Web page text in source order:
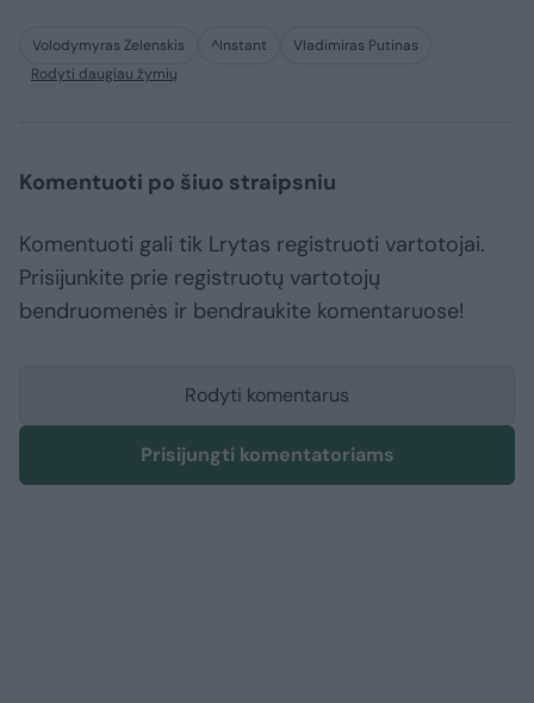
Volodymyras Zelenskis ^Instant
Vladimiras Putinas
Rodyti daugiau žymių
Komentuoti po šiuo straipsniu
Komentuoti gali tik Lrytas registruoti vartotojai.
Prisijunkite prie registruotų vartotojų
bendruomenės ir bendraukite komentaruose!
Rodyti komentarus
Prisijungti komentatoriams